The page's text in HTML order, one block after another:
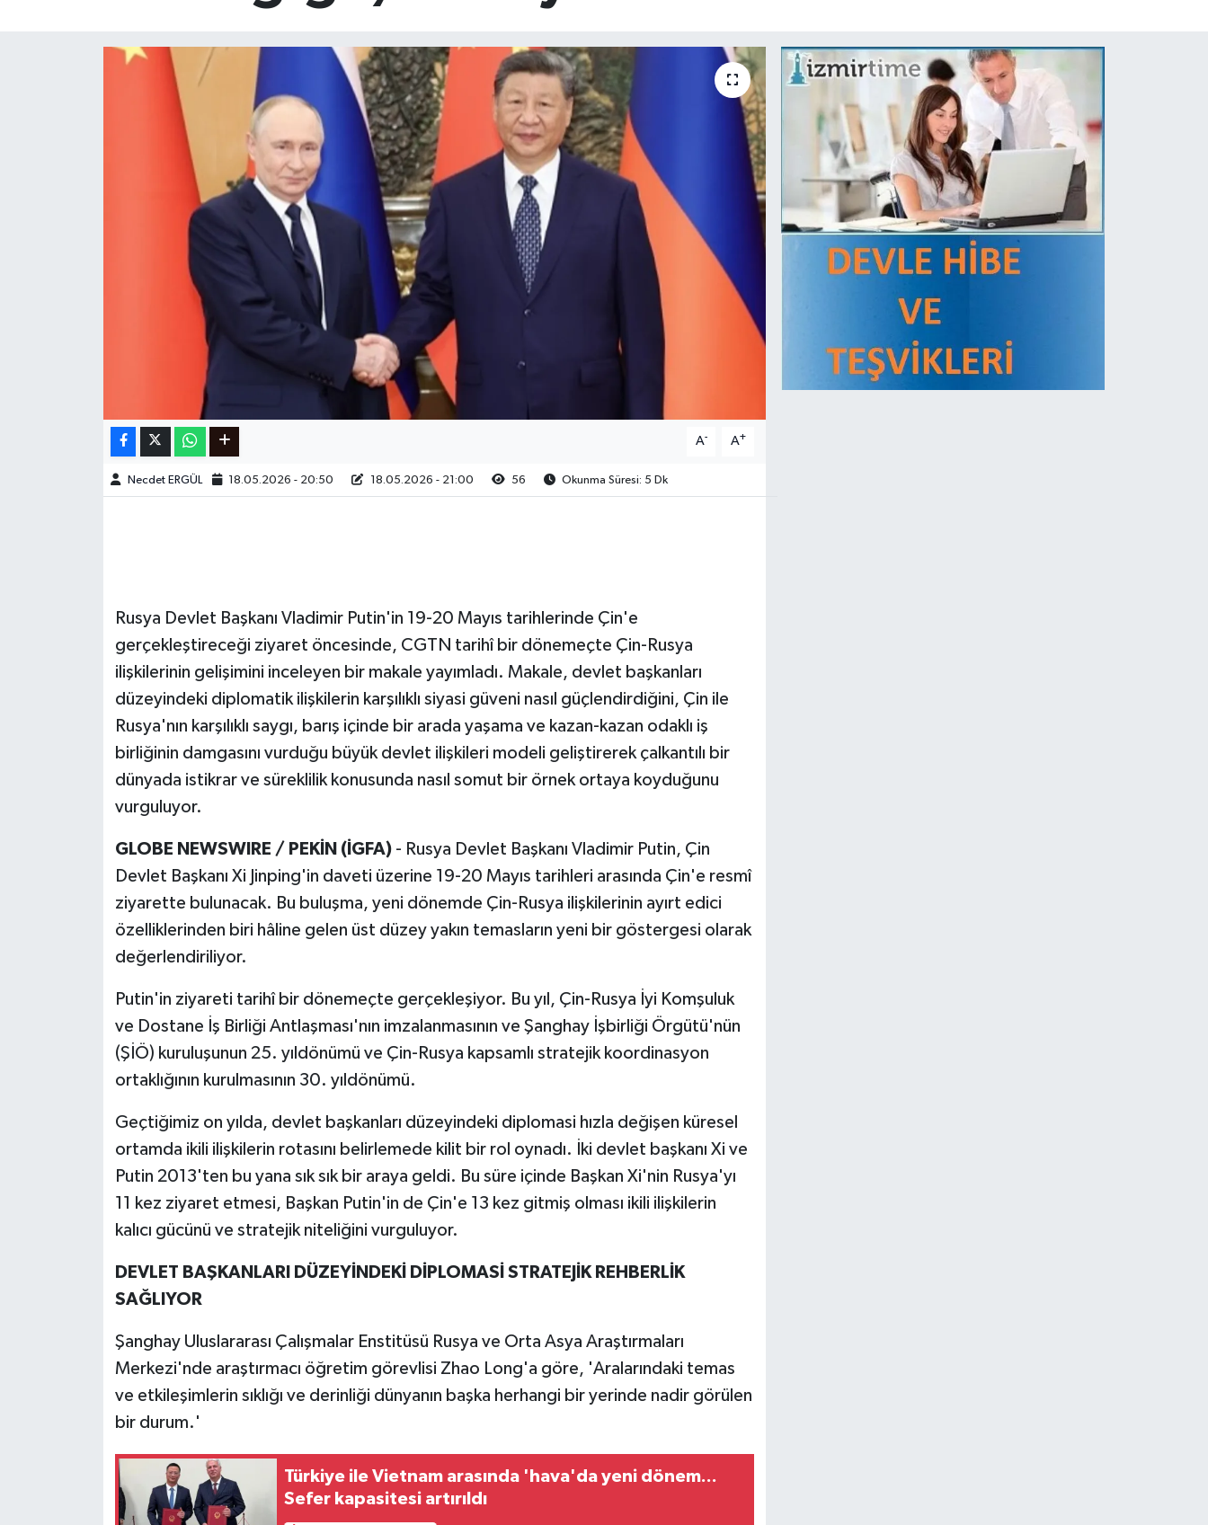
A- A+
Necdet ERGÜL 18.05.2026 - 20:50 18.05.2026 - 21:00 56 Okunma Süresi: 5 Dk
Rusya Devlet Başkanı Vladimir Putin'in 19-20 Mayıs tarihlerinde Çin'e
gerçekleştireceği ziyaret öncesinde, CGTN tarihî bir dönemeçte Çin-Rusya
ilişkilerinin gelişimini inceleyen bir makale yayımladı. Makale, devlet başkanları
düzeyindeki diplomatik ilişkilerin karşılıklı siyasi güveni nasıl güçlendirdiğini, Çin ile
Rusya'nın karşılıklı saygı, barış içinde bir arada yaşama ve kazan-kazan odaklı iş
birliğinin damgasını vurduğu büyük devlet ilişkileri modeli geliştirerek çalkantılı bir
dünyada istikrar ve süreklilik konusunda nasıl somut bir örnek ortaya koyduğunu
vurguluyor.
GLOBE NEWSWIRE / PEKİN (İGFA) - Rusya Devlet Başkanı Vladimir Putin, Çin
Devlet Başkanı Xi Jinping'in daveti üzerine 19-20 Mayıs tarihleri arasında Çin'e resmî
ziyarette bulunacak. Bu buluşma, yeni dönemde Çin-Rusya ilişkilerinin ayırt edici
özelliklerinden biri hâline gelen üst düzey yakın temasların yeni bir göstergesi olarak
değerlendiriliyor.
Putin'in ziyareti tarihî bir dönemeçte gerçekleşiyor. Bu yıl, Çin-Rusya İyi Komşuluk
ve Dostane İş Birliği Antlaşması'nın imzalanmasının ve Şanghay İşbirliği Örgütü'nün
(ŞİÖ) kuruluşunun 25. yıldönümü ve Çin-Rusya kapsamlı stratejik koordinasyon
ortaklığının kurulmasının 30. yıldönümü.
Geçtiğimiz on yılda, devlet başkanları düzeyindeki diplomasi hızla değişen küresel
ortamda ikili ilişkilerin rotasını belirlemede kilit bir rol oynadı. İki devlet başkanı Xi ve
Putin 2013'ten bu yana sık sık bir araya geldi. Bu süre içinde Başkan Xi'nin Rusya'yı
11 kez ziyaret etmesi, Başkan Putin'in de Çin'e 13 kez gitmiş olması ikili ilişkilerin
kalıcı gücünü ve stratejik niteliğini vurguluyor.
DEVLET BAŞKANLARI DÜZEYİNDEKİ DİPLOMASİ STRATEJİK REHBERLİK
SAĞLIYOR
Şanghay Uluslararası Çalışmalar Enstitüsü Rusya ve Orta Asya Araştırmaları
Merkezi'nde araştırmacı öğretim görevlisi Zhao Long'a göre, 'Aralarındaki temas
ve etkileşimlerin sıklığı ve derinliği dünyanın başka herhangi bir yerinde nadir görülen
bir durum.'
Türkiye ile Vietnam arasında 'hava'da yeni dönem...
Sefer kapasitesi artırıldı